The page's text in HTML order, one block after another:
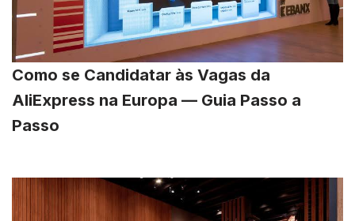
Como se Candidatar às Vagas da
AliExpress na Europa — Guia Passo a
Passo